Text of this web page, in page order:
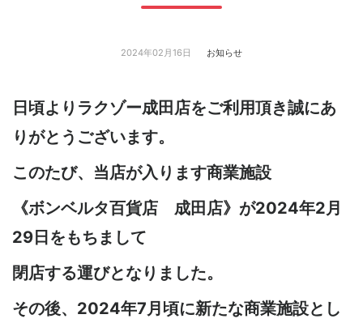
2024年02月16日 お知らせ
日頃よりラクゾー成田店をご利用頂き誠にあ
りがとうございます。
このたび、当店が入ります商業施設
《ボンベルタ百貨店 成田店》が2024年2月
29日をもちまして
閉店する運びとなりました。
その後、2024年7月頃に新たな商業施設とし